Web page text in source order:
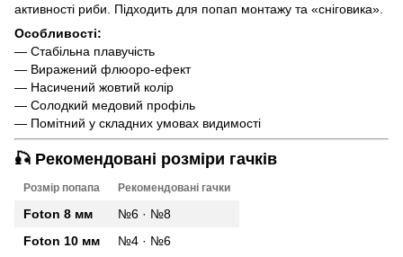
активності риби. Підходить для попап монтажу та «сніговика».
Особливості:
— Стабільна плавучість
— Виражений флюоро-ефект
— Насичений жовтий колір
— Солодкий медовий профіль
— Помітний у складних умовах видимості
🎣 Рекомендовані розміри гачків
Розмір попапа Рекомендовані гачки
Foton 8 мм
№6 · №8
Foton 10 мм
№4 · №6